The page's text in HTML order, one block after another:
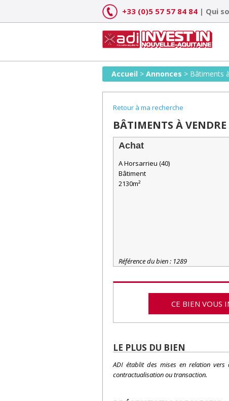
content
+33 (0)5 57 57 84 84 | Qui
Accueil > Annonces > Bâtiments
Retour à ma recherche
BÂTIMENTS À
Achat
A Horsarrieu (40)
Bâtiment
2130m²
Référence du bien : 1289
CE BIEN VOUS
LE PLUS DU BIEN
ADI établit des mises en relation vers
contractualisation ou transaction.